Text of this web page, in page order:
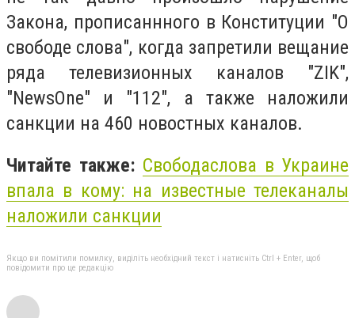
Закона, прописаннного в Конституции "О
свободе слова", когда запретили вещание
ряда телевизионных каналов "ZIK",
"NewsOne" и "112", а также наложили
санкции на 460 новостных каналов.
Читайте также: Свободаслова в Украине
впала в кому: на известные телеканалы
наложили санкции
Якщо ви помітили помилку, виділіть необхідний текст і натисніть Ctrl + Enter, щоб
повідомити про це редакцію